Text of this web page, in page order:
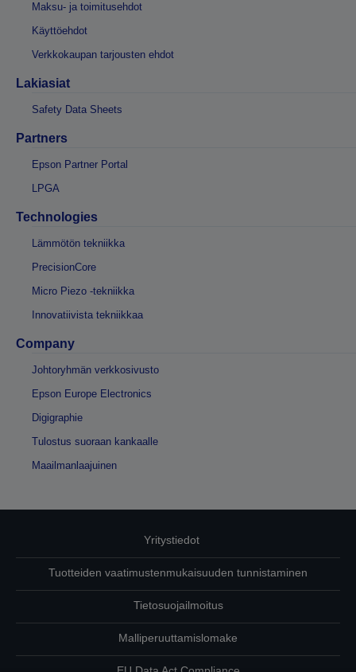
Maksu- ja toimitusehdot
Käyttöehdot
Verkkokaupan tarjousten ehdot
Lakiasiat
Safety Data Sheets
Partners
Epson Partner Portal
LPGA
Technologies
Lämmötön tekniikka
PrecisionCore
Micro Piezo -tekniikka
Innovatiivista tekniikkaa
Company
Johtoryhmän verkkosivusto
Epson Europe Electronics
Digigraphie
Tulostus suoraan kankaalle
Maailmanlaajuinen
Yritystiedot
Tuotteiden vaatimustenmukaisuuden tunnistaminen
Tietosuojailmoitus
Malliperuuttamislomake